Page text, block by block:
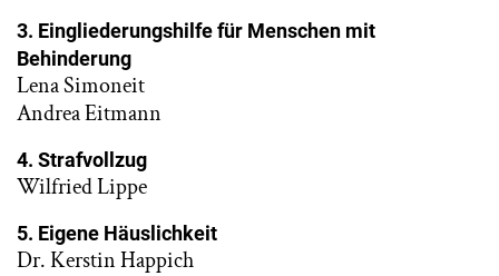
3. Eingliederungshilfe für Menschen mit
Behinderung
Lena Simoneit
Andrea Eitmann
4. Strafvollzug
Wilfried Lippe
5. Eigene Häuslichkeit
Dr. Kerstin Happich